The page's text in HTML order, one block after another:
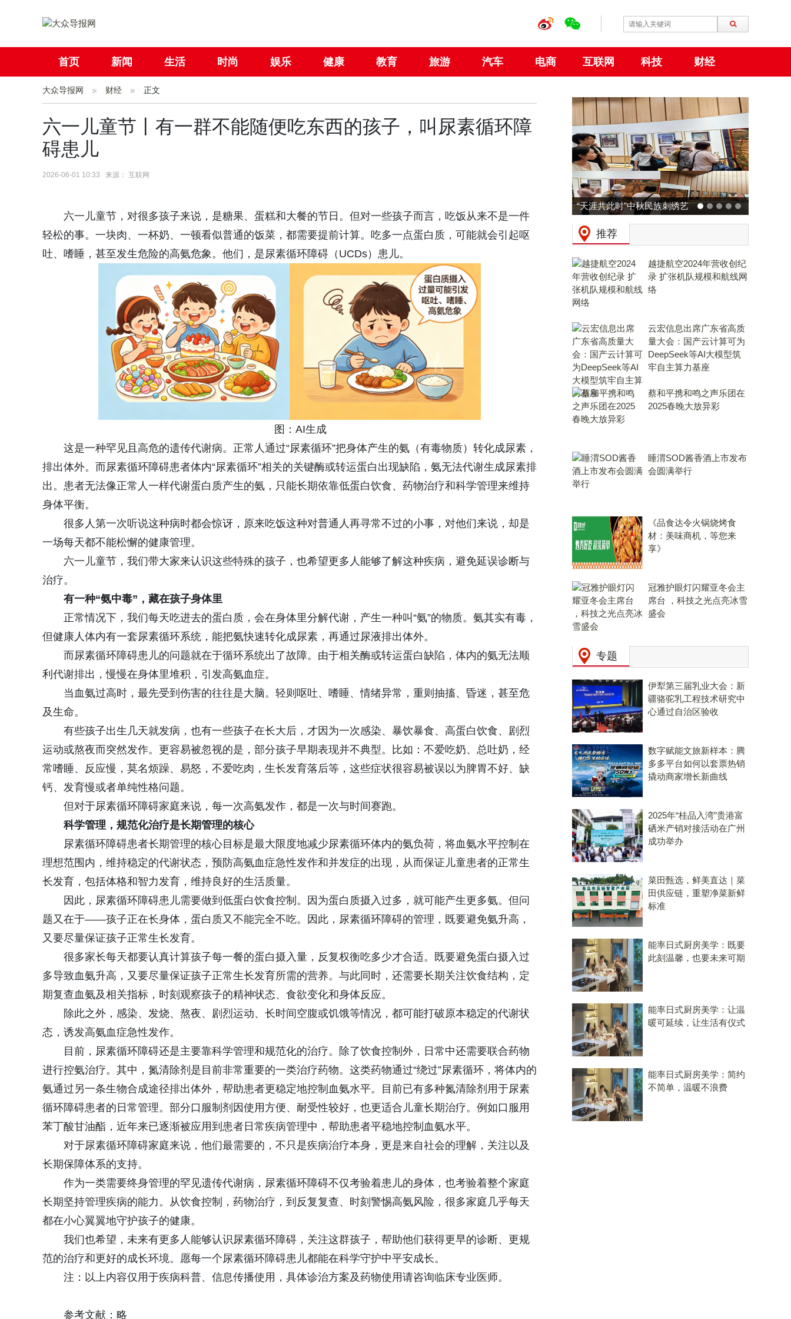
首页 新闻 生活 时尚 娱乐 健康 教育 旅游 汽车 电商 互联网 科技 财经
社会 国际
大众导报网 财经 正文
六一儿童节丨有一群不能随便吃东西的孩子，叫尿素循环障
碍患儿
2026-06-01 10:33 来源： 互联网
六一儿童节，对很多孩子来说，是糖果、蛋糕和大餐的节日。但对一些孩子而言，吃饭从来不是一件
轻松的事。一块肉、一杯奶、一顿看似普通的饭菜，都需要提前计算。吃多一点蛋白质，可能就会引起呕
吐、嗜睡，甚至发生危险的高氨危象。他们，是尿素循环障碍（UCDs）患儿。
图：AI生成
这是一种罕见且高危的遗传代谢病。正常人通过“尿素循环”把身体产生的氨（有毒物质）转化成尿素，
排出体外。而尿素循环障碍患者体内“尿素循环”相关的关键酶或转运蛋白出现缺陷，氨无法代谢生成尿素排
出。患者无法像正常人一样代谢蛋白质产生的氨，只能长期依靠低蛋白饮食、药物治疗和科学管理来维持
身体平衡。
很多人第一次听说这种病时都会惊讶，原来吃饭这种对普通人再寻常不过的小事，对他们来说，却是
一场每天都不能松懈的健康管理。
六一儿童节，我们带大家来认识这些特殊的孩子，也希望更多人能够了解这种疾病，避免延误诊断与
治疗。
有一种“氨中毒”，藏在孩子身体里
正常情况下，我们每天吃进去的蛋白质，会在身体里分解代谢，产生一种叫“氨”的物质。氨其实有毒，
但健康人体内有一套尿素循环系统，能把氨快速转化成尿素，再通过尿液排出体外。
而尿素循环障碍患儿的问题就在于循环系统出了故障。由于相关酶或转运蛋白缺陷，体内的氨无法顺
利代谢排出，慢慢在身体里堆积，引发高氨血症。
当血氨过高时，最先受到伤害的往往是大脑。轻则呕吐、嗜睡、情绪异常，重则抽搐、昏迷，甚至危
及生命。
有些孩子出生几天就发病，也有一些孩子在长大后，才因为一次感染、暴饮暴食、高蛋白饮食、剧烈
运动或熬夜而突然发作。更容易被忽视的是，部分孩子早期表现并不典型。比如：不爱吃奶、总吐奶，经
常嗜睡、反应慢，莫名烦躁、易怒，不爱吃肉，生长发育落后等，这些症状很容易被误以为脾胃不好、缺
钙、发育慢或者单纯性格问题。
但对于尿素循环障碍家庭来说，每一次高氨发作，都是一次与时间赛跑。
科学管理，规范化治疗是长期管理的核心
尿素循环障碍患者长期管理的核心目标是最大限度地减少尿素循环体内的氨负荷，将血氨水平控制在
理想范围内，维持稳定的代谢状态，预防高氨血症急性发作和并发症的出现，从而保证儿童患者的正常生
长发育，包括体格和智力发育，维持良好的生活质量。
因此，尿素循环障碍患儿需要做到低蛋白饮食控制。因为蛋白质摄入过多，就可能产生更多氨。但问
题又在于——孩子正在长身体，蛋白质又不能完全不吃。因此，尿素循环障碍的管理，既要避免氨升高，
又要尽量保证孩子正常生长发育。
很多家长每天都要认真计算孩子每一餐的蛋白摄入量，反复权衡吃多少才合适。既要避免蛋白摄入过
多导致血氨升高，又要尽量保证孩子正常生长发育所需的营养。与此同时，还需要长期关注饮食结构，定
期复查血氨及相关指标，时刻观察孩子的精神状态、食欲变化和身体反应。
除此之外，感染、发烧、熬夜、剧烈运动、长时间空腹或饥饿等情况，都可能打破原本稳定的代谢状
态，诱发高氨血症急性发作。
目前，尿素循环障碍还是主要靠科学管理和规范化的治疗。除了饮食控制外，日常中还需要联合药物
进行控氨治疗。其中，氮清除剂是目前非常重要的一类治疗药物。这类药物通过“绕过”尿素循环，将体内的
氨通过另一条生物合成途径排出体外，帮助患者更稳定地控制血氨水平。目前已有多种氮清除剂用于尿素
循环障碍患者的日常管理。部分口服制剂因使用方便、耐受性较好，也更适合儿童长期治疗。例如口服用
苯丁酸甘油酯，近年来已逐渐被应用到患者日常疾病管理中，帮助患者平稳地控制血氨水平。
对于尿素循环障碍家庭来说，他们最需要的，不只是疾病治疗本身，更是来自社会的理解，关注以及
长期保障体系的支持。
作为一类需要终身管理的罕见遗传代谢病，尿素循环障碍不仅考验着患儿的身体，也考验着整个家庭
长期坚持管理疾病的能力。从饮食控制，药物治疗，到反复复查、时刻警惕高氨风险，很多家庭几乎每天
都在小心翼翼地守护孩子的健康。
我们也希望，未来有更多人能够认识尿素循环障碍，关注这群孩子，帮助他们获得更早的诊断、更规
范的治疗和更好的成长环境。愿每一个尿素循环障碍患儿都能在科学守护中平安成长。
注：以上内容仅用于疾病科普、信息传播使用，具体诊治方案及药物使用请咨询临床专业医师。
参考文献：略
“天涯共此时”中秋民族刺绣艺
术特展 在大阪世博会中国馆
成功举行
推荐
越捷航空2024年营收创纪
录 扩张机队规模和航线网
络
云宏信息出席广东省高质
量大会：国产云计算可为
DeepSeek等AI大模型筑
牢自主算力基座
蔡和平携和鸣之声乐团在
2025春晚大放异彩
睡渭SOD酱香酒上市发布
会圆满举行
《品食达令火锅烧烤食
材：美味商机，等您来
享》
冠雅护眼灯闪耀亚冬会主
席台 ，科技之光点亮冰雪
盛会
专题
伊犁第三届乳业大会：新
疆骆驼乳工程技术研究中
心通过自治区验收
数字赋能文旅新样本：腾
多多平台如何以套票热销
撬动商家增长新曲线
2025年“桂品入湾”贵港富
硒米产销对接活动在广州
成功举办
菜田甄选，鲜美直达｜菜
田供应链，重塑净菜新鲜
标准
能率日式厨房美学：既要
此刻温馨，也要未来可期
能率日式厨房美学：让温
暖可延续，让生活有仪式
能率日式厨房美学：简约
不简单，温暖不浪费